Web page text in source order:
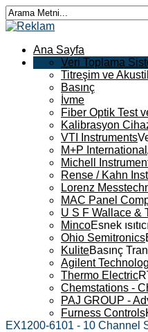
Ana Sayfa
Veri Toplama
Titreşim ve
Basınç
İvme
Fiber Optik Test
Kalibrasyon
VTI Instruments
M+P International
Michell
Rense / Kahn
Lorenz
MAC Panel
U S F Wallace &
MincoEsnek
Ohio Semitronics
KuliteBasınç
Agilent
Thermo Electric
Chemstations -
PAJ GROUP -
Furness Controls
EX1200-6101 - 10 Channel